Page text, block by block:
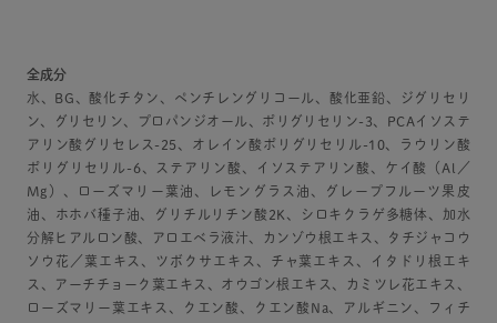
全成分
水、BG、酸化チタン、ペンチレングリコール、酸化亜鉛、ジグリセリ
ン、グリセリン、プロパンジオール、ポリグリセリン-3、PCAイソステ
アリン酸グリセレス-25、オレイン酸ポリグリセリル-10、ラウリン酸
ポリグリセリル-6、ステアリン酸、イソステアリン酸、ケイ酸（Al／
Mg）、ローズマリー葉油、レモングラス油、グレープフルーツ果皮
油、ホホバ種子油、グリチルリチン酸2K、シロキクラゲ多糖体、加水
分解ヒアルロン酸、アロエベラ液汁、カンゾウ根エキス、タチジャコウ
ソウ花／葉エキス、ツボクサエキス、チャ葉エキス、イタドリ根エキ
ス、アーチチョーク葉エキス、オウゴン根エキス、カミツレ花エキス、
ローズマリー葉エキス、クエン酸、クエン酸Na、アルギニン、フィチ